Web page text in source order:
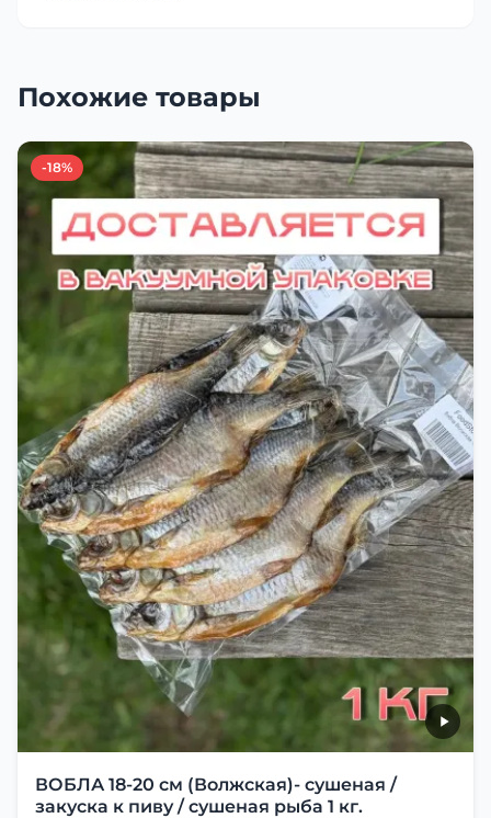
Похожие товары
-18%
ВОБЛА 18-20 см (Волжская)- сушеная /
закуска к пиву / сушеная рыба 1 кг.